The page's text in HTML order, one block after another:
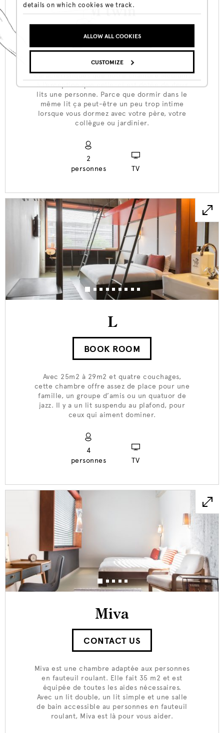
details on which cookies we track.
ALLOW ALL COOKIES
CUSTOMIZE
M twin
BOOK ROOM
Cette chambre possède les mêmes
caractéristiques que notre chambre Medium,
à l’exception que celle-ci est dotée de deux
lits une personne. Parce que dormir dans le
même lit ça peut-être un peu trop intime
lorsque vous dormez avec votre père, votre
collègue ou jardinier.
2
personnes
TV
L
BOOK ROOM
Avec 25m2 à 29m2 et quatre couchages,
cette chambre offre assez de place pour une
famille, un groupe d’amis ou un quatuor de
jazz. Il y a un lit suspendu au plafond, pour
ceux qui aiment dominer.
4
personnes
TV
Miva
CONTACT US
Miva est une chambre adaptée aux personnes
en fauteuil roulant. Elle fait 35 m2 et est
équipée de toutes les aides nécessaires.
Avec un lit double, un lit simple et une salle
de bain accessible au personnes en fauteuil
roulant, Miva est là pour vous aider.